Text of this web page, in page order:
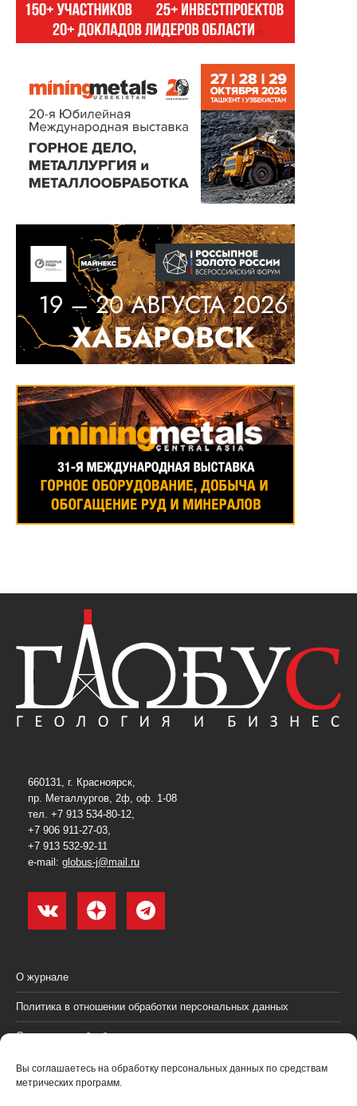
Вы соглашаетесь на обработку персональных данных по средствам
метрических программ.
660131, г. Красноярск,
пр. Металлургов, 2ф, оф. 1-08
тел. +7 913 534-80-12,
+7 906 911-27-03,
+7 913 532-92-11
e-mail: globus-j@mail.ru
О журнале
Политика в отношении обработки персональных данных
Согласие на обработку персональных данных
Пользовательское соглашение (оферта)